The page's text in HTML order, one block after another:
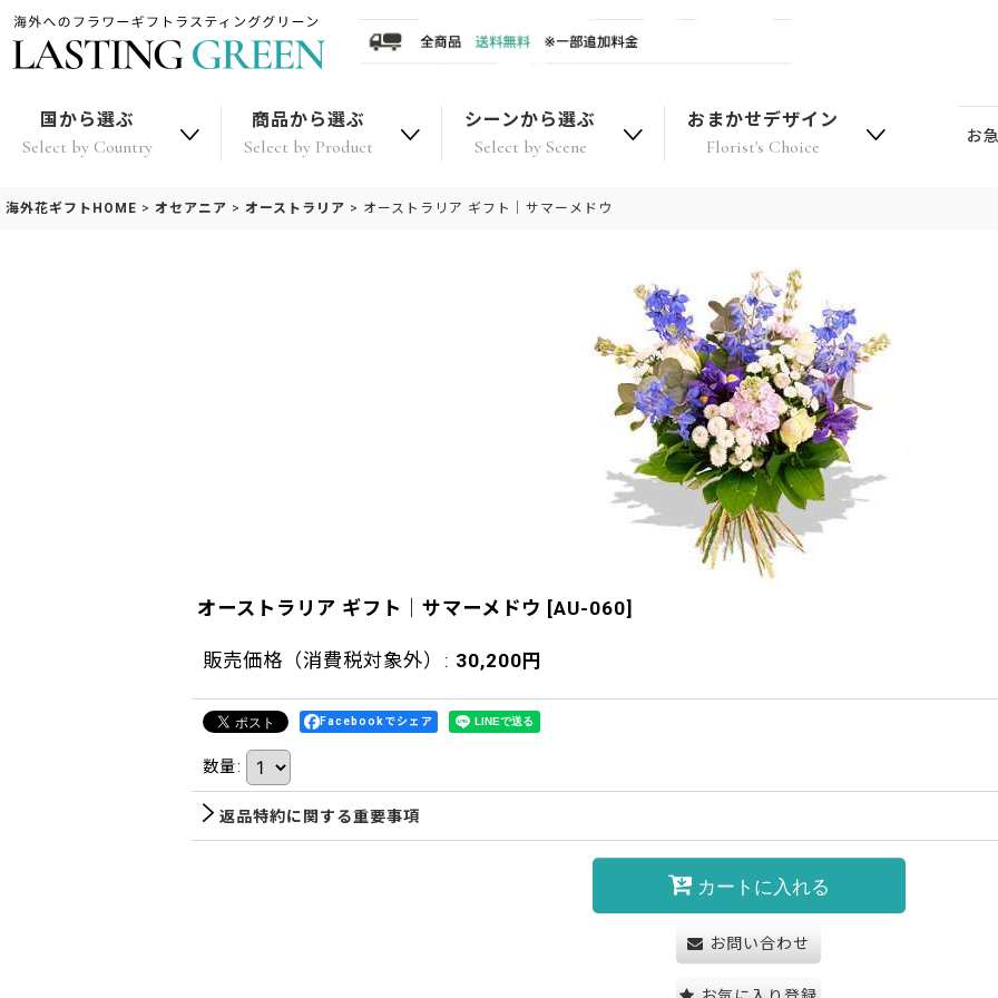
国から選ぶ
Select by Country
商品から選ぶ
Select by Product
シーンから選ぶ
Select by Scene
おまかせデザイン
Florist's Choice お
海外花ギフトHOME > オセアニア > オーストラリア > オーストラリア ギフト｜サマーメドウ
オーストラリア ギフト｜サマーメドウ [AU-060]
販売価格（消費税対象外） : 30,200 円
Facebookでシェア
数量:
返品特約に関する重要事項
カートに入れる
お問い合わせ